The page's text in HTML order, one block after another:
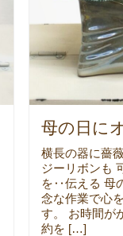
母の日に
横長の器に薔
ジーリボンも
を‥伝える 母
念な作業で心
す。 お時間が
約を […]